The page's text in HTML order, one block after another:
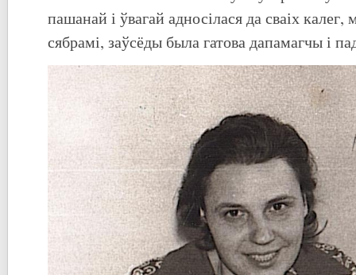
пашанай і ўвагай адносілася да сваіх калег,
сябрамі, заўсёды была гатова дапамагчы і